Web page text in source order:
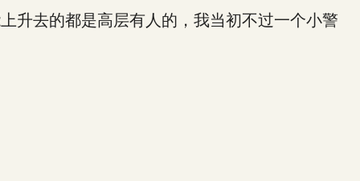
去的都是高层有人的，我当初不过一个小警